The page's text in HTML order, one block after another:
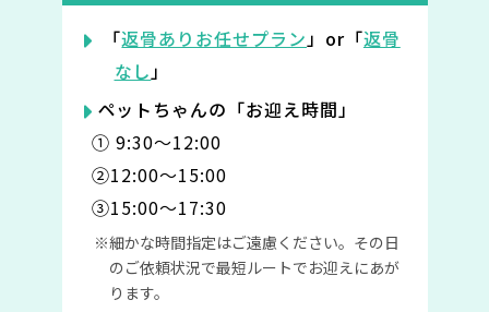
「返骨ありお任せプラン 」or「返骨
なし 」
ペットちゃんの「お迎え時間」
① 9:30〜12:00
②12:00〜15:00
③15:00〜17:30
細かな時間指定はご遠慮ください。その日
のご依頼状況で最短ルートでお迎えにあが
ります。